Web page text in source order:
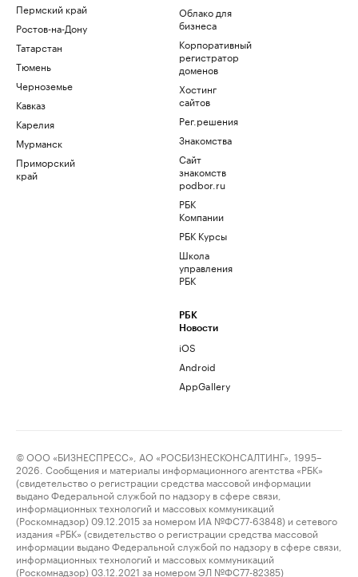
Пермский край
Ростов-на-Дону
Татарстан
Тюмень
Черноземье
Кавказ
Карелия
Мурманск
Приморский
край
Облако для
бизнеса
Корпоративный
регистратор
доменов
Хостинг
сайтов
Рег.решения
Знакомства
Сайт
знакомств
podbor.ru
РБК
Компании
РБК Курсы
Школа
управления
РБК
РБК
Новости
iOS
Android
AppGallery
© ООО «БИЗНЕСПРЕСС», АО «РОСБИЗНЕСКОНСАЛТИНГ», 1995–
2026. Сообщения и материалы информационного агентства «РБК»
(свидетельство о регистрации средства массовой информации
выдано Федеральной службой по надзору в сфере связи,
информационных технологий и массовых коммуникаций
(Роскомнадзор) 09.12.2015 за номером ИА №ФС77-63848) и сетевого
издания «РБК» (свидетельство о регистрации средства массовой
информации выдано Федеральной службой по надзору в сфере связи,
информационных технологий и массовых коммуникаций
(Роскомнадзор) 03.12.2021 за номером ЭЛ №ФС77-82385)